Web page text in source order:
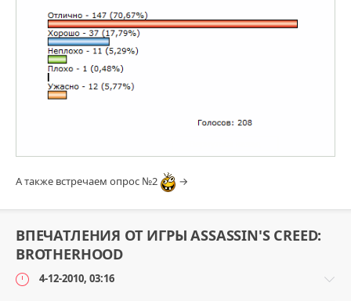
А также встречаем опрос №2 →
ВПЕЧАТЛЕНИЯ ОТ ИГРЫ ASSASSIN'S CREED:
BROTHERHOOD
4-12-2010, 03:16